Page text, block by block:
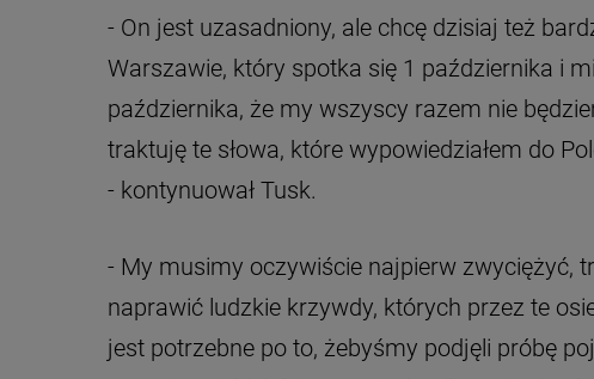
- On jest uzasadniony, ale chcę dzisiaj też
Warszawie, który spotka się 1 października i
października, że my wszyscy razem nie
traktuję te słowa, które wypowiedziałem do
- kontynuował Tusk.
- My musimy oczywiście najpierw zwyciężyć,
naprawić ludzkie krzywdy, których przez te
jest potrzebne po to, żebyśmy podjęli próbę